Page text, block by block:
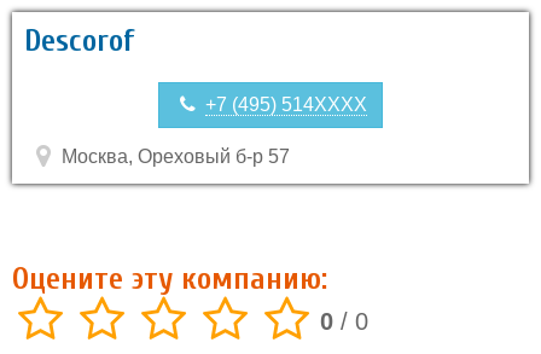
Descorof
+7 (495) 514XXXX
Москва, Ореховый б-р 57
Оцените эту компанию:
0 / 0